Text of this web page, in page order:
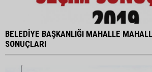
BELEDİYE BAŞKANLIĞI MAHALLE
SONUÇLARI